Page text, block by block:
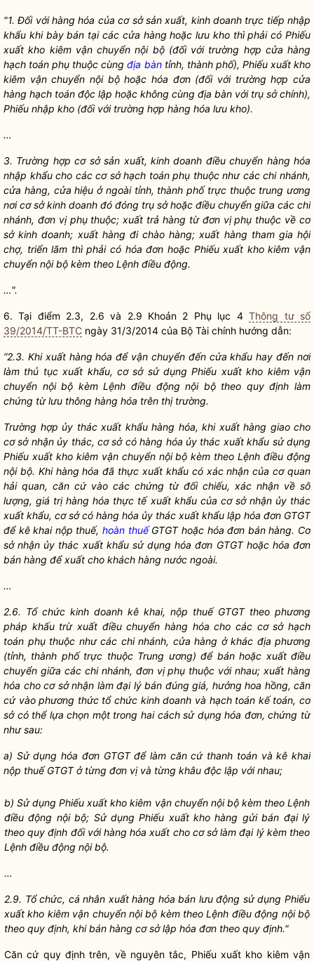
"1. Đối với hàng hóa của cơ sở sản xuất, kinh doanh trực tiếp nhập
khẩu khi bày bán tại các cửa hàng hoặc lưu kho thì phải có Phiếu
xuất kho kiêm vận chuyển nội bộ (đối với trường hợp cửa hàng
hạch toán phụ thuộc cùngđịa bàntỉnh, thành phố), Phiếu xuất kho
kiêm vận chuyển nội bộ hoặc hóa đơn (đối với trường hợp cửa
hàng hạch toán độc lập hoặc không cùng địa bàn với trụ sở chính),
Phiếu nhập kho (đối với trường hợp hàng hóa lưu kho).
…
3. Trường hợp cơ sở sản xuất, kinh doanh điều chuyển hàng hóa
nhập khẩu cho các cơ sở hạch toán phụ thuộc như các chi nhánh,
cửa hàng, cửa hiệu ở ngoài tỉnh, thành phố trực thuộc trung ương
nơi cơ sở kinh doanh đó đóng trụ sở hoặc điều chuyển giữa các chi
nhánh, đơn vị phụ thuộc; xuất trả hàng từ đơn vị phụ thuộc về cơ
sở kinh doanh; xuất hàng đi chào hàng; xuất hàng tham gia hội
chợ, triển lãm thì phải có hóa đơn hoặc Phiếu xuất kho kiêm vận
chuyển nội bộ kèm theo Lệnh điều động.
…".
6. Tại điểm 2.3, 2.6 và 2.9 Khoản 2 Phụ lục 4Thông tư số
39/2014/TT-BTC ngày 31/3/2014 của Bộ Tài chính hướng dẫn:
“2.3. Khi xuất hàng hóa để vận chuyển đến cửa khẩu hay đến nơi
làm thủ tục xuất khẩu, cơ sở sử dụng Phiếu xuất kho kiêm vận
chuyển nội bộ kèm Lệnh điều động nội bộ theo quy định làm
chứng từ lưu thông hàng hóa trên thị trường.
Trường hợp ủy thác xuất khẩu hàng hóa, khi xuất hàng giao cho
cơ sở nhận ủy thác, cơ sở có hàng hóa ủy thác xuất khẩu sử dụng
Phiếu xuất kho kiêm vận chuyển nội bộ kèm theo Lệnh điều động
nội bộ. Khi hàng hóa đã thực xuất khẩu cóxác nhận của cơ quan
hải quan, căn cứ vào các chứng từ đối chiếu, xác nhận về số
lượng, giá trị hàng hóa thực tế xuất khẩu của cơ sở nhận ủy thác
xuất khẩu, cơ sở có hàng hóa ủy thác xuất khẩu lập hóa đơn GTGT
đểkê khai nộp thuế,hoàn thuếGTGT hoặc hóa đơn bán hàng. Cơ
sở nhận ủy thác xuất khẩu sử dụng hóa đơn GTGT hoặc hóa đơn
bán hàng để xuất cho khách hàng nước ngoài.
…
2.6. Tổ chức kinh doanh kê khai, nộp thuế GTGT theo phương
pháp khấu trừ xuất điều chuyển hàng hóa cho các cơ sở hạch
toán phụ thuộc như các chi nhánh, cửa hàng ở khác địa phương
(tỉnh, thành phốtrực thuộc Trung ương) đểbán hoặc xuất điều
chuyển giữa các chi nhánh, đơn vị phụ thuộc với nhau; xuất hàng
hóa cho cơ sở nhận làm đại lýbán đúng giá, hưởng hoa hồng, căn
cứ vào phương thức tổ chức kinh doanh và hạch toán kếtoán, cơ
sở có thểlựa chọn một trong hai cách sử dụng hóa đơn, chứng từ
như sau:
a) Sử dụng hóa đơn GTGT để làm căn cứ thanh toán và kê khai
nộp thuế GTGT ở từng đơn vị và từng khâu độc lập với nhau;
b) Sử dụng Phiếu xuất kho kiêm vận chuyển nội bộ kèm theo Lệnh
điều động nội bộ; Sử dụng Phiếu xuất kho hàng gửi bán đại lý
theo quy định đối với hàng hóa xuất cho cơ sở làm đại lý kèm theo
Lệnh điều động nội bộ.
…
2.9. Tổ chức, cá nhân xuất hàng hóa bán lưu động sửdụng Phiếu
xuất kho kiêm vận chuyển nội bộ kèm theo Lệnh điều động nội bộ
theo quy định, khi bán hàng cơ sở lập hóa đơn theo quy định."
Căn cứ quy định trên, về nguyên tắc, Phiếu xuất kho kiêm vận